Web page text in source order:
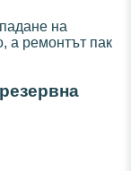
на
а ремонтът пак